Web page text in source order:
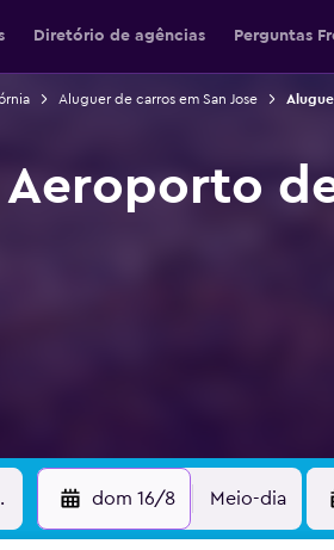
Diretório de agências Perguntas
Aluguer de carros em San Jose
dom 16/8 Meio-dia